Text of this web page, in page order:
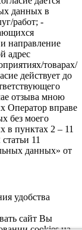
данных в
работ; -
направление
адрес
товарах/
действует до
отзыва мною
Оператор вправе
без моего
в пунктах 2 – 11
11
данных» от
удобства
сайт Вы